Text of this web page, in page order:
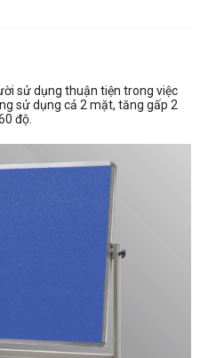
sử dụng thuận tiện trong việc
sử dụng cả 2 mặt, tăng gấp 2
độ.